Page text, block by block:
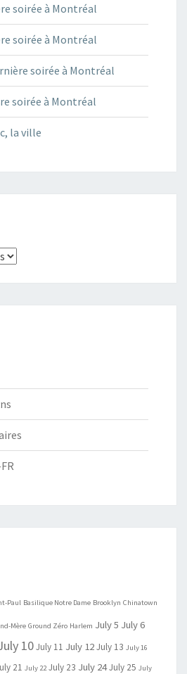
soirée à Montréal
soirée à Montréal
soirée à Montréal
soirée à Montréal
la ville
Paul Basilique Notre Dame Brooklyn Chinatown
Mère Ground Zéro Harlem July 5 July 6
10July 11 July 12July 13 July 16
21 July 22 July 23 July 24July 25 July